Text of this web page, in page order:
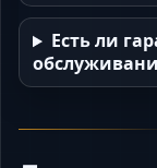
Есть ли